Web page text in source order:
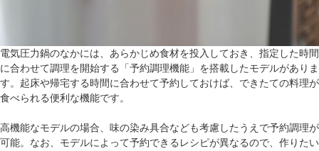
電気圧力鍋のなかには、あらかじめ食材を投入しておき、指定した時間
に合わせて調理を開始する「予約調理機能」を搭載したモデルがありま
す。起床や帰宅する時間に合わせて予約しておけば、できたての料理が
食べられる便利な機能です。
高機能なモデルの場合、味の染み具合なども考慮したうえで予約調理が
可能。なお、モデルによって予約できるレシピが異なるので、作りたい